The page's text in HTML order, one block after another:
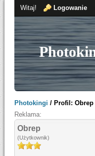
Witaj! Logowanie
Photokingi / Profil: Obrep
Reklama:
Obrep
(Użytkownik)